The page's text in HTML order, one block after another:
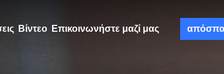
Βίντεο Επικοινωνήστε μαζί μας